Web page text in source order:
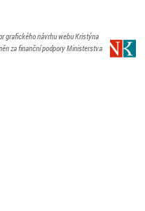
grafického návrhu webu Kristýna
za finanční podpory Ministerstva